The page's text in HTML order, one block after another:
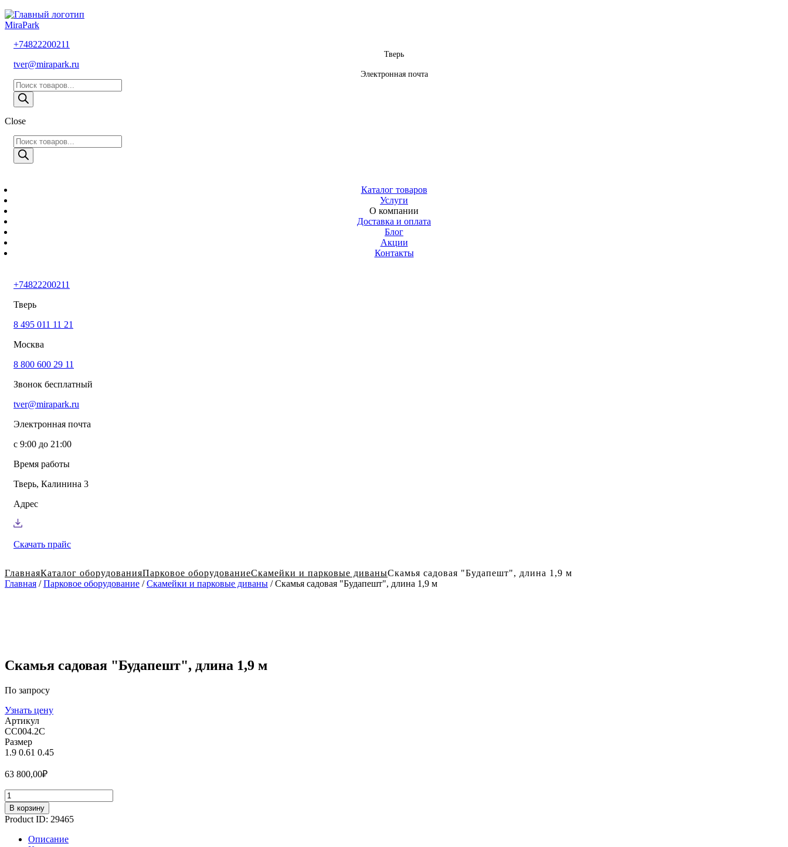
MiraPark
+74822200211
Тверь
tver@mirapark.ru
Электронная почта
Поиск
товаров
Close
Поиск
товаров
Каталог товаров
Услуги
О компании
Доставка и оплата
Блог
Акции
Контакты
+74822200211
Тверь
8 495 011 11 21
Москва
8 800 600 29 11
Звонок бесплатный
tver@mirapark.ru
Электронная почта
с 9:00 до 21:00
Время работы
Тверь, Калинина 3
Адрес
Скачать прайс
ГлавнаяКаталог оборудованияПарковое оборудованиеСкамейки и парковые диваныСкамья садовая "Будапешт", длина 1,9 м
Главная /Парковое оборудование /Скамейки и парковые диваны / Скамья садовая "Будапешт", длина 1,9 м
Скамья садовая "Будапешт", длина 1,9 м
По запросу
Узнать цену
Артикул
СС004.2С
Размер
1.9 0.61 0.45
63 800,00₽
Количество
В корзину
Product ID: 29465
Описание